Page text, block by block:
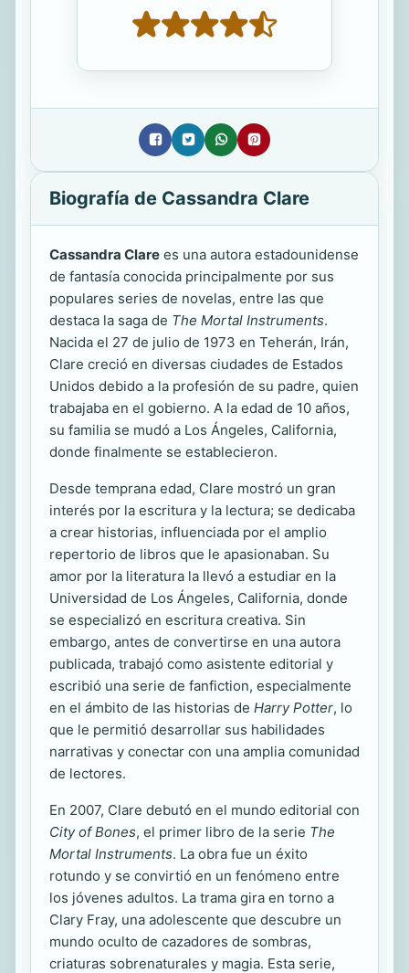
Biografía de Cassandra Clare
Cassandra Clare es una autora estadounidense
de fantasía conocida principalmente por sus
populares series de novelas, entre las que
destaca la saga de The Mortal Instruments.
Nacida el 27 de julio de 1973 en Teherán, Irán,
Clare creció en diversas ciudades de Estados
Unidos debido a la profesión de su padre, quien
trabajaba en el gobierno. A la edad de 10 años,
su familia se mudó a Los Ángeles, California,
donde finalmente se establecieron.
Desde temprana edad, Clare mostró un gran
interés por la escritura y la lectura; se dedicaba
a crear historias, influenciada por el amplio
repertorio de libros que le apasionaban. Su
amor por la literatura la llevó a estudiar en la
Universidad de Los Ángeles, California, donde
se especializó en escritura creativa. Sin
embargo, antes de convertirse en una autora
publicada, trabajó como asistente editorial y
escribió una serie de fanfiction, especialmente
en el ámbito de las historias de Harry Potter, lo
que le permitió desarrollar sus habilidades
narrativas y conectar con una amplia comunidad
de lectores.
En 2007, Clare debutó en el mundo editorial con
City of Bones, el primer libro de la serie The
Mortal Instruments. La obra fue un éxito
rotundo y se convirtió en un fenómeno entre
los jóvenes adultos. La trama gira en torno a
Clary Fray, una adolescente que descubre un
mundo oculto de cazadores de sombras,
criaturas sobrenaturales y magia. Esta serie,